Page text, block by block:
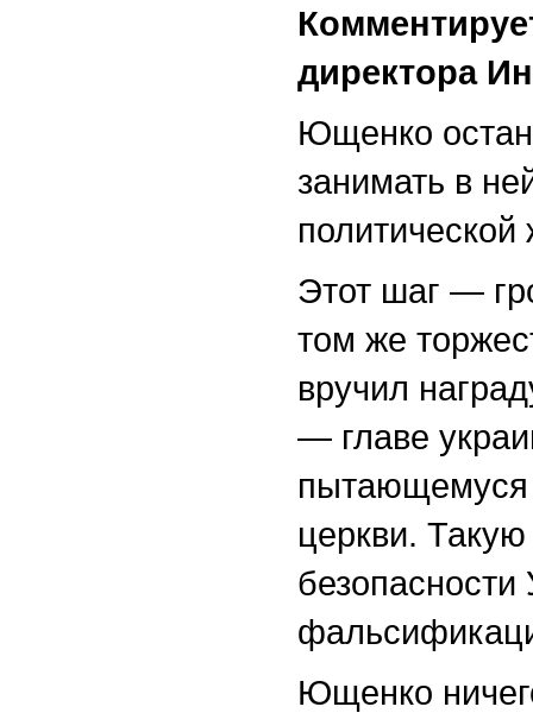
директора
Ющенко
занимать в
Этот шаг —
том же
вручил
— главе
пытающемуся
церкви.
Ющенко